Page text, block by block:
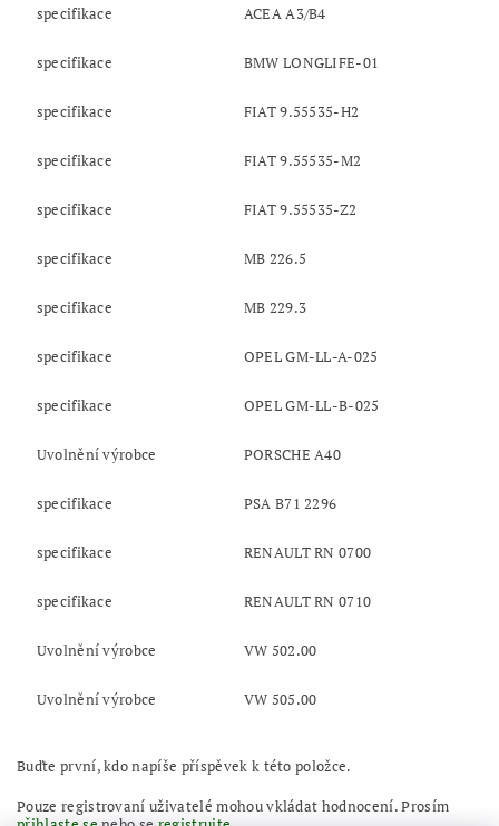
specifikace ACEA A3/B4
specifikace BMW LONGLIFE-01
specifikace FIAT 9.55535-H2
specifikace FIAT 9.55535-M2
specifikace FIAT 9.55535-Z2
specifikace MB 226.5
specifikace MB 229.3
specifikace OPEL GM-LL-A-025
specifikace OPEL GM-LL-B-025
Uvolnění výrobce PORSCHE A40
specifikace PSA B71 2296
specifikace RENAULT RN 0700
specifikace RENAULT RN 0710
Uvolnění výrobce VW 502.00
Uvolnění výrobce VW 505.00
Buďte první, kdo napíše příspěvek k této položce.
Pouze registrovaní uživatelé mohou vkládat hodnocení. Prosím